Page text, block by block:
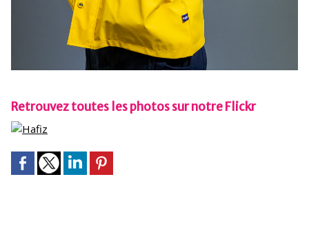
Retrouvez toutes les photos sur notre Flickr